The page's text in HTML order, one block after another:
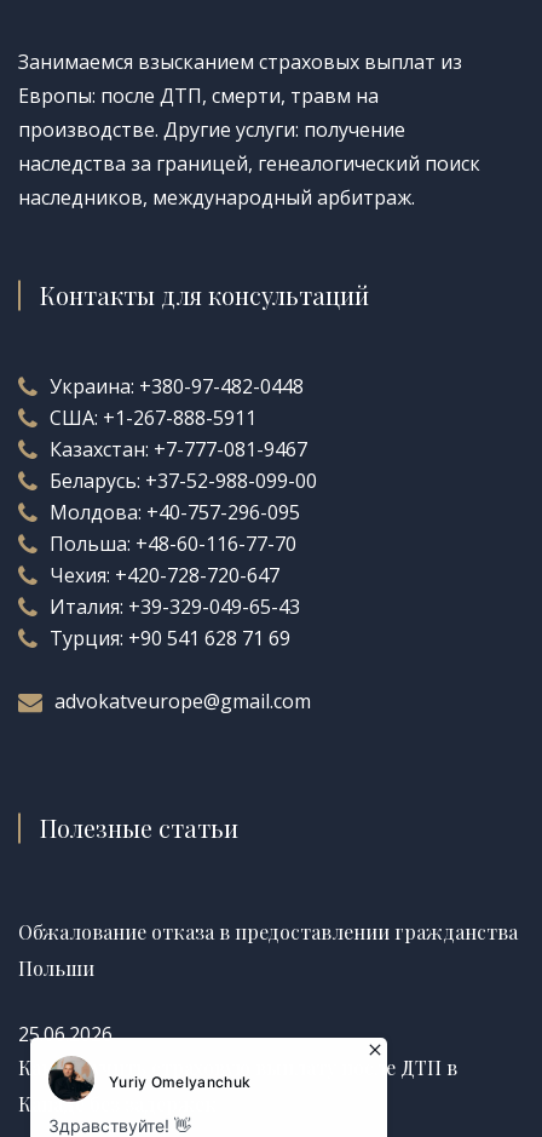
Занимаемся взысканием страховых выплат из
Европы: после ДТП, смерти, травм на
производстве. Другие услуги: получение
наследства за границей, генеалогический поиск
наследников, международный арбитраж.
Контакты для консультаций
Украина: +380-97-482-0448
США: +1-267-888-5911
Казахстан: +7-777-081-9467
Беларусь: +37-52-988-099-00
Молдова: +40-757-296-095
Польша: +48-60-116-77-70
Чехия: +420-728-720-647
Италия: +39-329-049-65-43
Турция: +90 541 628 71 69
advokatveurope@gmail.com
Полезные статьи
Обжалование отказа в предоставлении гражданства
Польши
25.06.2026
Как получить страховую выплату после ДТП в
Канаде без задержек